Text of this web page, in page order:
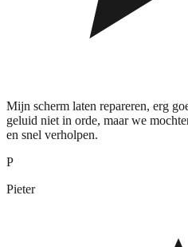
Mijn scherm laten repareren, erg
geluid niet in orde, maar we
en snel verholpen.
P
Pieter